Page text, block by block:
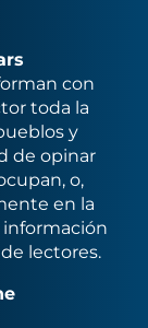
con
toda la
y
de opinar
o,
en la
lectores.